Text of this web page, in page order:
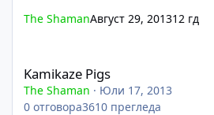
The ShamanАвгуст 29, 201312 гд
Kamikaze Pigs
The Shaman · Юли 17, 2013
0 отговора3610 прегледа